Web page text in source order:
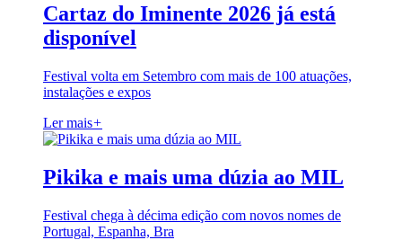
Cartaz do Iminente 2026 já está
disponível
Festival volta em Setembro com mais de 100 atuações,
instalações e expos
Ler mais+
Pikika e mais uma dúzia ao MIL
Festival chega à décima edição com novos nomes de
Portugal, Espanha, Bra